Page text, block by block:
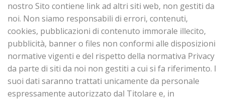
nostro Sito contiene link ad altri siti web, non gestiti da
noi. Non siamo responsabili di errori, contenuti,
cookies, pubblicazioni di contenuto immorale illecito,
pubblicità, banner o files non conformi alle disposizioni
normative vigenti e del rispetto della normativa Privacy
da parte di siti da noi non gestiti a cui si fa riferimento. I
suoi dati saranno trattati unicamente da personale
espressamente autorizzato dal Titolare e, in